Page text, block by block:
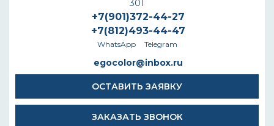
301
+7(901)372-44-27
+7(812)493-44-47
WhatsApp Telegram
egocolor@inbox.ru
ОСТАВИТЬ ЗАЯВКУ
ЗАКАЗАТЬ ЗВОНОК